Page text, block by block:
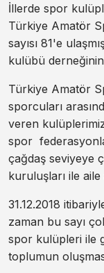
İllerde spor
Türkiye Amatör
sayısı 81'e
kulübü
Türkiye Amatör
sporcuları
veren
spor
çağdaş seviyeye
kuruluşları ile
31.12.2018
zaman bu sayı
spor kulüpleri ile
toplumun